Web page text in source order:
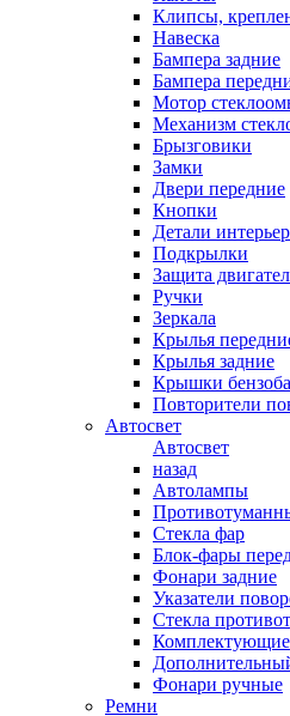
Клипсы,
Навеска
Бампера задние
Бампера
Мотор
Механизм
Брызговики
Замки
Двери передние
Кнопки
Детали
Подкрылки
Защита
Ручки
Зеркала
Крылья
Крылья задние
Крышки
Повторители
Автосвет
Автосвет
назад
Автолампы
Стекла фар
Блок-фары
Фонари задние
Указатели
Стекла
Комплектующие
Фонари ручные
Ремни